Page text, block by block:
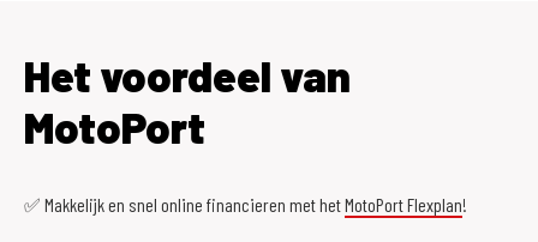
Het voordeel van
MotoPort
✅ Makkelijk en snel online financieren met hetMotoPort Flexplan!